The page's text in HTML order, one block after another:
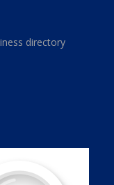
directory